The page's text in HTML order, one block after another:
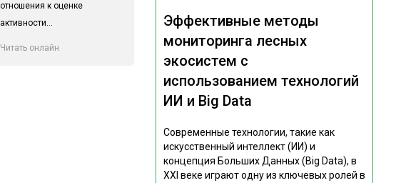
отношения к оценке
активности...
Читать онлайн
Эффективные методы
мониторинга лесных
экосистем с
использованием технологий
ИИ и Big Data
Современные технологии, такие как
искусственный интеллект (ИИ) и
концепция Больших Данных (Big Data), в
XXI веке играют одну из ключевых ролей в